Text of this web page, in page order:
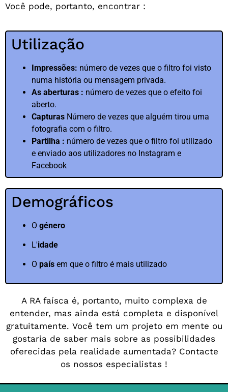
Você pode, portanto, encontrar :
Utilização
Impressões: número de vezes que o filtro foi visto
numa história ou mensagem privada.
As aberturas : número de vezes que o efeito foi
aberto.
Capturas Número de vezes que alguém tirou uma
fotografia com o filtro.
Partilha : número de vezes que o filtro foi utilizado
e enviado aos utilizadores no Instagram e
Facebook
Demográficos
O género
L'idade
O país em que o filtro é mais utilizado
A RA faísca é, portanto, muito complexa de
entender, mas ainda está completa e disponível
gratuitamente. Você tem um projeto em mente ou
gostaria de saber mais sobre as possibilidades
oferecidas pela realidade aumentada? Contacte
os nossos especialistas !